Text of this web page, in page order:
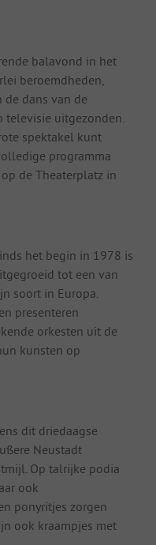
balavond in het
beroemdheden,
de dans van de
uitgezonden.
spektakel kunt
programma
de Theaterplatz in
het begin in 1978 is
tot een van
soort in Europa.
presenteren
orkesten uit de
kunsten op
dit driedaagse
Neustadt
Op talrijke podia
ook
ponyritjes zorgen
ook kraampjes met